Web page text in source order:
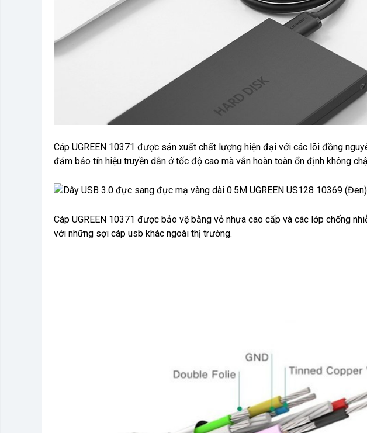
Cáp UGREEN 10371 được sản xuất chất lượng hiện đại với các lõi đồng
đảm bảo tín hiệu truyền dẫn ở tốc độ cao mà vẫn hoàn toàn ổn định không
Cáp UGREEN 10371 được bảo vệ bằng vỏ nhựa cao cấp và các lớp chống
với những sợi cáp usb khác ngoài thị trường.